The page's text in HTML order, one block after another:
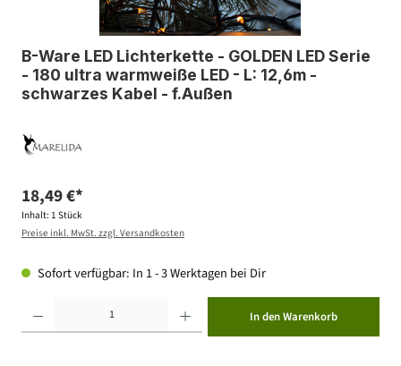
B-Ware LED Lichterkette - GOLDEN LED Serie
- 180 ultra warmweiße LED - L: 12,6m -
schwarzes Kabel - f.Außen
18,49 €*
Inhalt: 1 Stück
Preise inkl. MwSt. zzgl. Versandkosten
Sofort verfügbar: In 1 - 3 Werktagen bei Dir
In den Warenkorb